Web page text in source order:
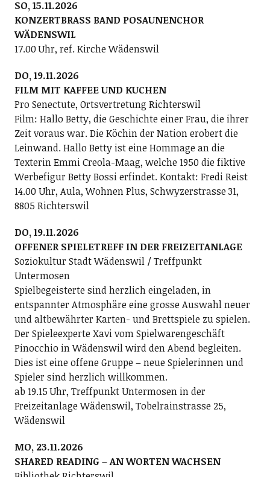
SO, 15.11.2026
KONZERTBRASS BAND POSAUNENCHOR
WÄDENSWIL
17.00 Uhr, ref. Kirche Wädenswil
DO, 19.11.2026
FILM MIT KAFFEE UND KUCHEN
Pro Senectute, Ortsvertretung Richterswil
Film: Hallo Betty, die Geschichte einer Frau, die ihrer
Zeit voraus war. Die Köchin der Nation erobert die
Leinwand. Hallo Betty ist eine Hommage an die
Texterin Emmi Creola-Maag, welche 1950 die fiktive
Werbefigur Betty Bossi erfindet. Kontakt: Fredi Reist
14.00 Uhr, Aula, Wohnen Plus, Schwyzerstrasse 31,
8805 Richterswil
DO, 19.11.2026
OFFENER SPIELETREFF IN DER FREIZEITANLAGE
Soziokultur Stadt Wädenswil / Treffpunkt
Untermosen
Spielbegeisterte sind herzlich eingeladen, in
entspannter Atmosphäre eine grosse Auswahl neuer
und altbewährter Karten- und Brettspiele zu spielen.
Der Spieleexperte Xavi vom Spielwarengeschäft
Pinocchio in Wädenswil wird den Abend begleiten.
Dies ist eine offene Gruppe – neue Spielerinnen und
Spieler sind herzlich willkommen.
ab 19.15 Uhr, Treffpunkt Untermosen in der
Freizeitanlage Wädenswil, Tobelrainstrasse 25,
Wädenswil
MO, 23.11.2026
SHARED READING – AN WORTEN WACHSEN